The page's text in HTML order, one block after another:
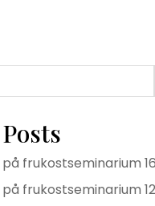
frukostseminarium
frukostseminarium